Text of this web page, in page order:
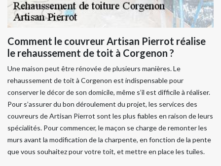
Comment le couvreur Artisan Pierrot réalise
le rehaussement de toit à Corgenon ?
Une maison peut être rénovée de plusieurs manières. Le
rehaussement de toit à Corgenon est indispensable pour
conserver le décor de son domicile, même s’il est difficile à réaliser.
Pour s’assurer du bon déroulement du projet, les services des
couvreurs de Artisan Pierrot sont les plus fiables en raison de leurs
spécialités. Pour commencer, le maçon se charge de remonter les
murs avant la modification de la charpente, en fonction de la pente
que vous souhaitez pour votre toit, et mettre en place les tuiles.